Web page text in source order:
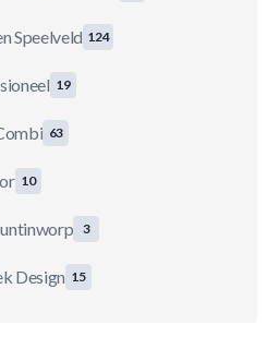
Speelveld 124
19
63
10
3
Design 15